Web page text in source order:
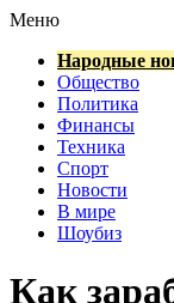
Меню
Народные
Общество
Политика
Финансы
Техника
Спорт
Новости
В мире
Шоубиз
Как